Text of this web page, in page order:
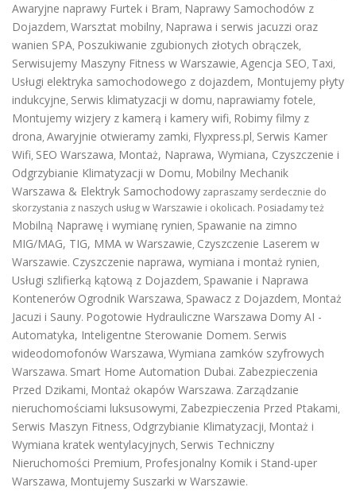
Awaryjne naprawy Furtek i Bram, Naprawy Samochodów z
Dojazdem, Warsztat mobilny, Naprawa i serwis jacuzzi oraz
wanien SPA, Poszukiwanie zgubionych złotych obrączek,
Serwisujemy Maszyny Fitness w Warszawie, Agencja SEO, Taxi,
Usługi elektryka samochodowego z dojazdem, Montujemy płyty
indukcyjne, Serwis klimatyzacji w domu, naprawiamy fotele,
Montujemy wizjery z kamerą i kamery wifi, Robimy filmy z
drona, Awaryjnie otwieramy zamki, Flyxpress.pl, Serwis Kamer
Wifi, SEO Warszawa, Montaż, Naprawa, Wymiana, Czyszczenie i
Odgrzybianie Klimatyzacji w Domu, Mobilny Mechanik
Warszawa & Elektryk Samochodowy zapraszamy serdecznie do
skorzystania z naszych usług w Warszawie i okolicach. Posiadamy też
Mobilną Naprawę i wymianę rynien, Spawanie na zimno
MIG/MAG, TIG, MMA w Warszawie, Czyszczenie Laserem w
Warszawie. Czyszczenie naprawa, wymiana i montaż rynien,
Usługi szlifierką kątową z Dojazdem, Spawanie i Naprawa
Kontenerów Ogrodnik Warszawa, Spawacz z Dojazdem, Montaż
Jacuzi i Sauny. Pogotowie Hydrauliczne Warszawa Domy AI -
Automatyka, Inteligentne Sterowanie Domem. Serwis
wideodomofonów Warszawa, Wymiana zamków szyfrowych
Warszawa. Smart Home Automation Dubai. Zabezpieczenia
Przed Dzikami, Montaż okapów Warszawa. Zarządzanie
nieruchomościami luksusowymi, Zabezpieczenia Przed Ptakami,
Serwis Maszyn Fitness, Odgrzybianie Klimatyzacji, Montaż i
Wymiana kratek wentylacyjnych, Serwis Techniczny
Nieruchomości Premium, Profesjonalny Komik i Stand-uper
Warszawa, Montujemy Suszarki w Warszawie.